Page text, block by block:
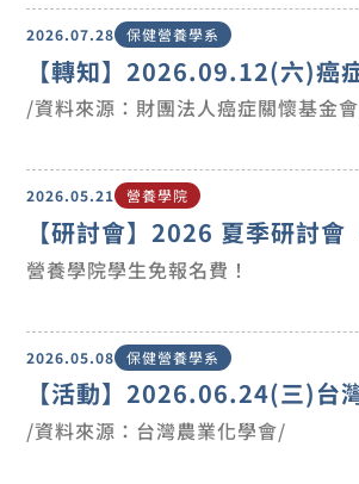
2026.07.28 保健營養學系
【轉知】2026.09.12(六)癌
培訓課
/資料來源：財團法人癌症關懷基金
2026.05.21 營養學院
【研討會】2026 夏季研討會
準發酵：從腸道出發的精準健
營養學院學生免報名費！
2026.05.08 保健營養學系
【活動】2026.06.24(三)台
115 年度研討會暨第 64 次會
/資料來源：台灣農業化學會/